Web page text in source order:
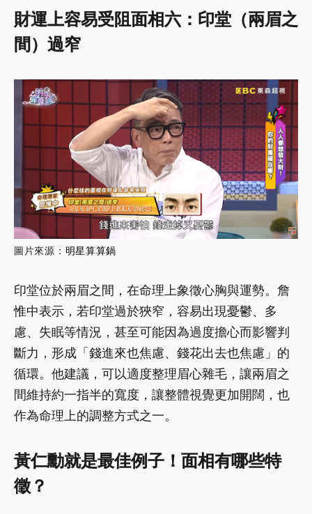
財運上容易受阻面相六：印堂（兩眉之
間）過窄
圖片來源： 明星算算鍋
印堂位於兩眉之間，在命理上象徵心胸與運勢。詹
惟中表示，若印堂過於狹窄，容易出現憂鬱、多
慮、失眠等情況，甚至可能因為過度擔心而影響判
斷力，形成「錢進來也焦慮、錢花出去也焦慮」的
循環。他建議，可以適度整理眉心雜毛，讓兩眉之
間維持約一指半的寬度，讓整體視覺更加開闊，也
作為命理上的調整方式之一。
黃仁勳就是最佳例子！面相有哪些特
徵？